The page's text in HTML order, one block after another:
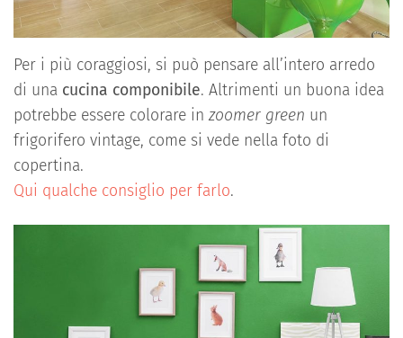
Per i più coraggiosi, si può pensare all’intero arredo
di una cucina componibile. Altrimenti un buona idea
potrebbe essere colorare in zoomer green un
frigorifero vintage, come si vede nella foto di
copertina.
Qui qualche consiglio per farlo.